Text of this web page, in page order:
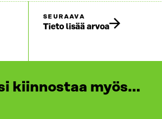
SEURAAVA
Tieto lisää arvoa
kiinnostaa myös...